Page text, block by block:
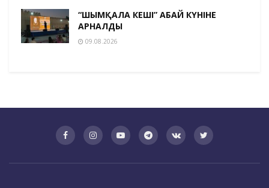
“ШЫМҚАЛА КЕШІ” АБАЙ КҮНІНЕ
АРНАЛДЫ
09.08.2026